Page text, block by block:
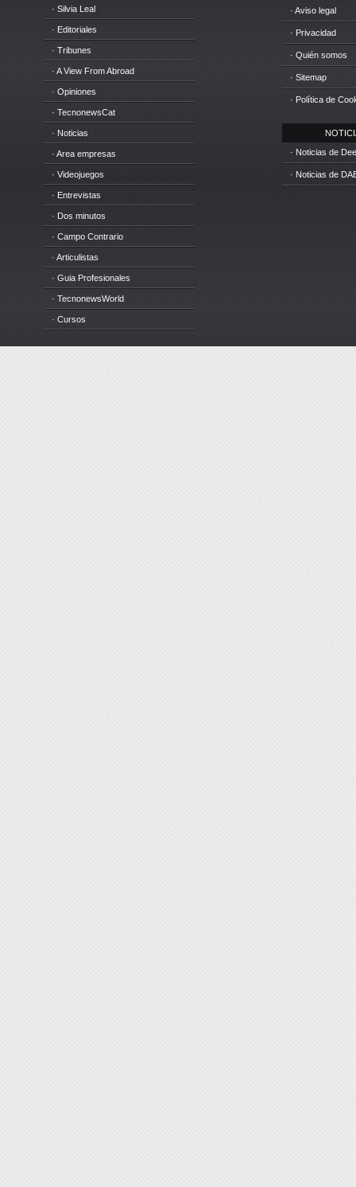
· Silvia Leal
· Editoriales
· Tribunes
· A View From Abroad
· Opiniones
· TecnonewsCat
· Noticias
· Area empresas
· Videojuegos
· Entrevistas
· Dos minutos
· Campo Contrario
· Articulistas
· Guia Profesionales
· TecnonewsWorld
· Cursos
· Aviso legal
· Privacidad
· Quién somos
· Sitemap
· Política de
· Noticias de
· Noticias de